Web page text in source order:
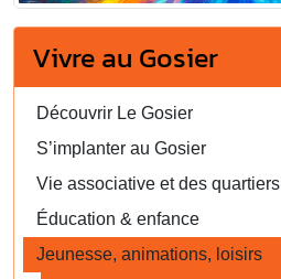
Vivre au Gosier
Découvrir Le Gosier
S’implanter au Gosier
Vie associative et des quartiers
Éducation & enfance
Jeunesse, animations, loisirs